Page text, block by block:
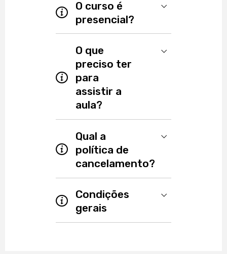
O curso é
presencial?
O que
preciso ter
para
assistir a
aula?
Acesso à internet
Muita vontade de aprender e
compartilhar experiências
Qual a
política de
cancelamento?
Condições
gerais